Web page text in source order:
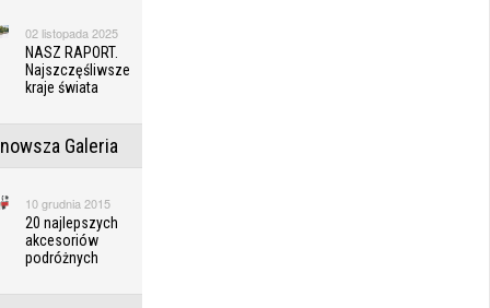
02 listopada 2025
NASZ RAPORT.
Najszczęśliwsze
kraje świata
Galeria
10 grudnia 2015
20 najlepszych
akcesoriów
podróżnych